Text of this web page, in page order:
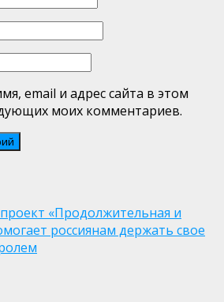
email и адрес сайта в этом
моих комментариев.
«Продолжительная и
россиянам держать свое